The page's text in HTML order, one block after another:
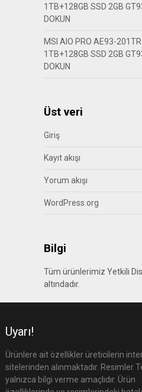
1TB+128GB SSD 2GB
DOKUN
MSI AIO PRO AE93-
1TB+128GB SSD 2GB
DOKUN
Üst veri
Giriş
Kayıt akışı
Yorum akışı
WordPress.org
Bilgi
Tüm ürünlerimiz Yetkili
altındadır.
Uyarı!
Ürünlere ait özellikler üreticilerin
sitelerinden alınmaktadır. Resimler
yalnızca bilgi verme amaçlıdır. Ürün